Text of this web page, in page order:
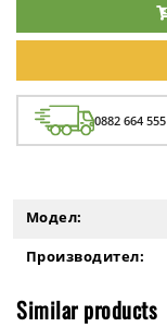
0882 664 555
Модел:
Производител:
Similar products